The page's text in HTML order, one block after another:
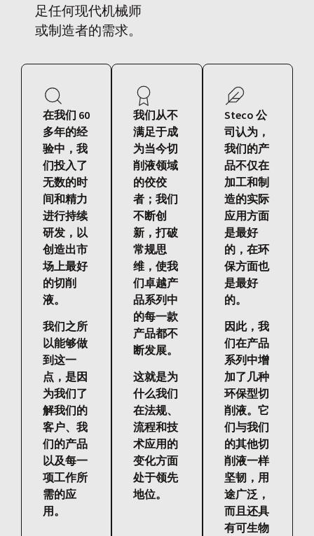
足任何现代机械师
或制造者的需求。
在我们 60
多年的经
验中，我
们投入了
无数的时
间和精力
进行持续
研发，以
创造出市
场上最好
的切削
液。
我们之所
以能够做
到这一
点，是因
为我们了
解我们的
客户、我
们的产品
以及每一
项工作所
需的应
用。
我们从不
满足于成
为当今切
削液领域
的佼佼
者；我们
不断创
新，打破
常规思
维，使我
们卓越产
品系列中
的每一款
产品都不
断发展。
这就是为
什么我们
在法规、
流程和技
术应用的
变化方面
处于领先
地位。
Steco 公
司认为，
我们的产
品不仅在
加工和制
造的实际
应用方面
是最好
的，在环
保方面也
是最好
的。
因此，我
们在产品
系列中增
加了几种
环保型切
削液。它
们与我们
的其他切
削液一样
坚韧，用
途广泛，
而且还具
有可生物